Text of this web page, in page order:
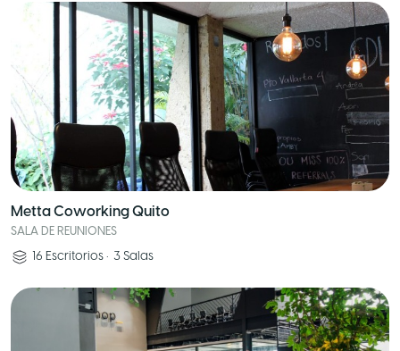
Metta Coworking Quito
SALA DE REUNIONES
16 Escritorios • 3 Salas